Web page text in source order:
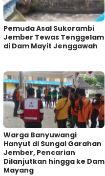
Pemuda Asal Sukorambi
Jember Tewas Tenggelam
di Dam Mayit Jenggawah
Warga Banyuwangi
Hanyut di Sungai Garahan
Jember, Pencarian
Dilanjutkan hingga ke Dam
Mayang